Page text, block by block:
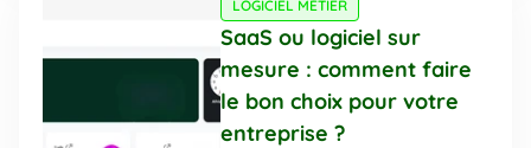
LOGICIEL MÉTIER
SaaS ou logiciel sur
mesure : comment faire
le bon choix pour votre
entreprise ?